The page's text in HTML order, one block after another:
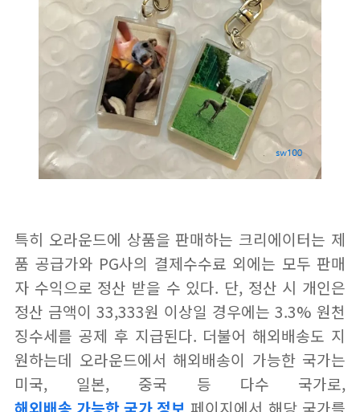
특히 오라운드에 상품을 판매하는 크리에이터는 제
품 공급가와 PG사의 결제수수료 외에는 모두 판매
자 수익으로 정산 받을 수 있다. 단, 정산 시 개인은
정산 금액이 33,333원 이상일 경우에는 3.3% 원천
징수세를 공제 후 지급된다. 더불어 해외배송도 지
원하는데 오라운드에서 해외배송이 가능한 국가는
미국, 일본, 중국 등 다수 국가로,